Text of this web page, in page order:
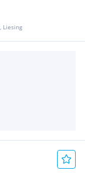
Liesing